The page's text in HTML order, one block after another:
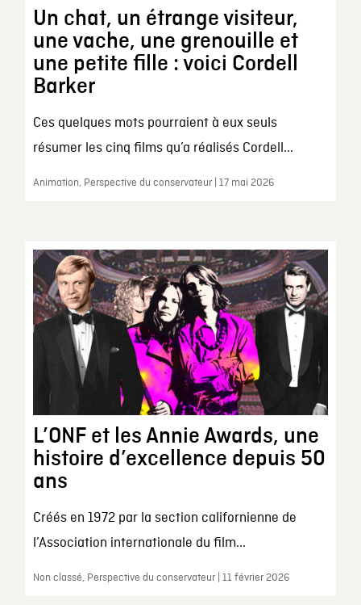
Un chat, un étrange visiteur,
une vache, une grenouille et
une petite fille : voici Cordell
Barker
Ces quelques mots pourraient à eux seuls
résumer les cinq films qu’a réalisés Cordell...
Animation, Perspective du conservateur | 17 mai 2026
L’ONF et les Annie Awards, une
histoire d’excellence depuis 50
ans
Créés en 1972 par la section californienne de
l’Association internationale du film...
Non classé, Perspective du conservateur | 11 février 2026